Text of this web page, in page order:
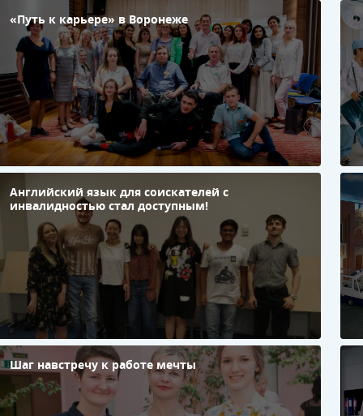
«Путь к карьере» в Воронеже
в
Английский язык для соискателей с
инвалидностью стал доступным!
в
Шаг навстречу к работе мечты